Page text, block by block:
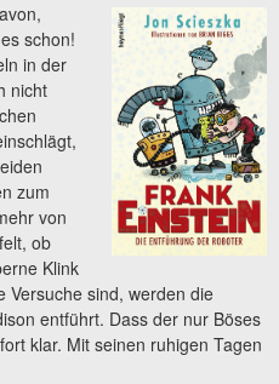
schon!
in der
nicht
zum
von
ob
Klink
Versuche sind, werden die
entführt. Dass der nur Böses
klar. Mit seinen ruhigen Tagen